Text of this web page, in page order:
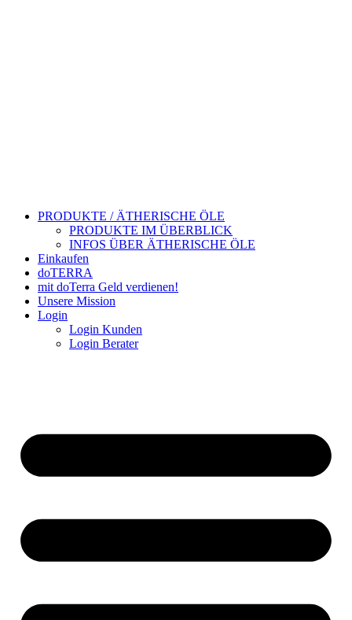
PRODUKTE / ÄTHERISCHE ÖLE
PRODUKTE IM ÜBERBLICK
INFOS ÜBER ÄTHERISCHE ÖLE
Einkaufen
doTERRA
mit doTerra Geld verdienen!
Unsere Mission
Login
Login Kunden
Login Berater